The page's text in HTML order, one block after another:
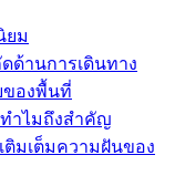
ยม
ดด้านการเดินทาง
ของพื้นที่
ทำไมถึงสำคัญ
ติมเต็มความฝันของ